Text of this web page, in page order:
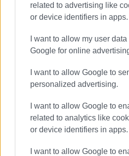
related to advertising like
or device identifiers in apps.
I want to allow my user
Google for online
I want to allow Google to
personalized advertising.
I want to allow Google to
related to analytics like
or device identifiers in apps.
I want to allow Google to